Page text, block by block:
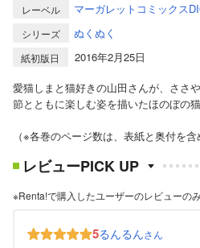
レーベル マーガレットコミックス
シリーズ ぬくぬく
紙初版日
2016年2月25日
愛猫しまと猫好きの山田さんが、ささ
節とともに楽しむ姿を描いたほのぼの
（※各巻のページ数は、表紙と奥付を
レビューPICK UP
※Renta!で購入したユーザーのレビューの
5るんるんさん